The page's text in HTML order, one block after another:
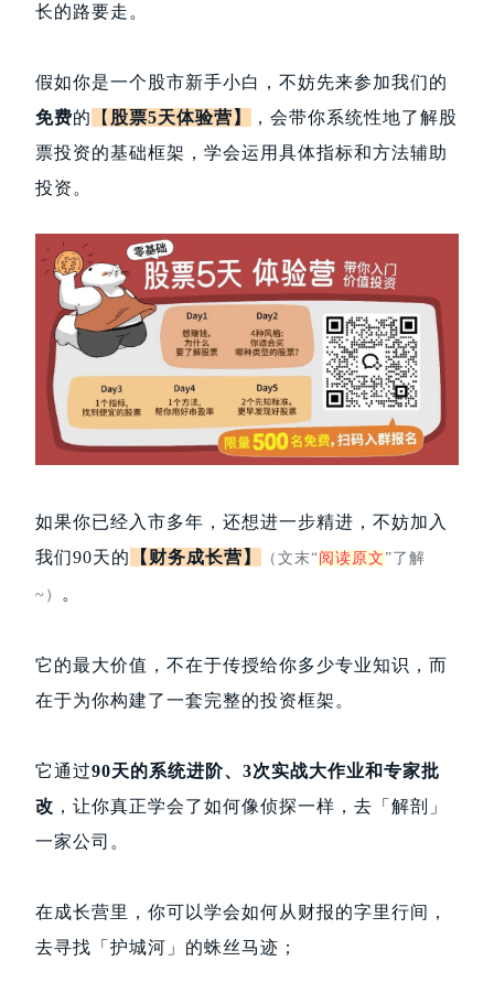
长的路要走。
假如你是一个股市新手小白，不妨先来参加我们的
免费的 【 股票5天体验营 】
，会带你系统性地了解股
票投资的基础框架，学会运用具体指标和方法辅助
投资。
如果你已经入市多年，还想进一步精进，不妨加入
我们90天的
【财务成长营】 （文末“阅读原文”了解
~） 。
它的最大价值，不在于传授给你多少专业知识，而
在于为你构建了一套完整的投资框架。
它通过90天的系统进阶、3次实战大作业和专家批
改 ，让你真正学会了如何像侦探一样，去「解剖」
一家公司。
在成长营里，你可以学会如何从财报的字里行间，
去寻找「护城河」的蛛丝马迹；